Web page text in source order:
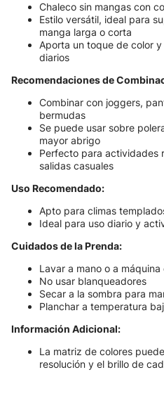
Chaleco sin mangas con
Estilo versátil, ideal para
manga larga o corta
Aporta un toque de color
diarios
Recomendaciones de
Combinar con joggers,
bermudas
Se puede usar sobre
mayor abrigo
Perfecto para actividades
salidas casuales
Uso Recomendado:
Apto para climas
Ideal para uso diario y
Cuidados de la Prenda:
Lavar a mano o a
No usar blanqueadores
Secar a la sombra para
Planchar a temperatura
Información Adicional:
La matriz de colores
resolución y el brillo de